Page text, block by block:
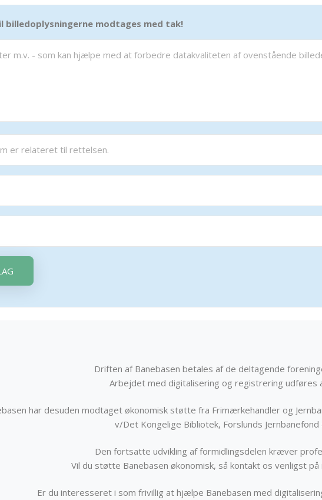
modtages med tak!
Driften af Banebasen betales af de deltagende
Arbejdet med digitalisering og registrering udføres
har desuden modtaget økonomisk støtte fra Frimærkehandler og
v/Det Kongelige Bibliotek, Forslunds Jernbanefond
Den fortsatte udvikling af formidlingsdelen kræver
Vil du støtte Banebasen økonomisk, så kontakt os venligst på
Er du interesseret i som frivillig at hjælpe Banebasen med